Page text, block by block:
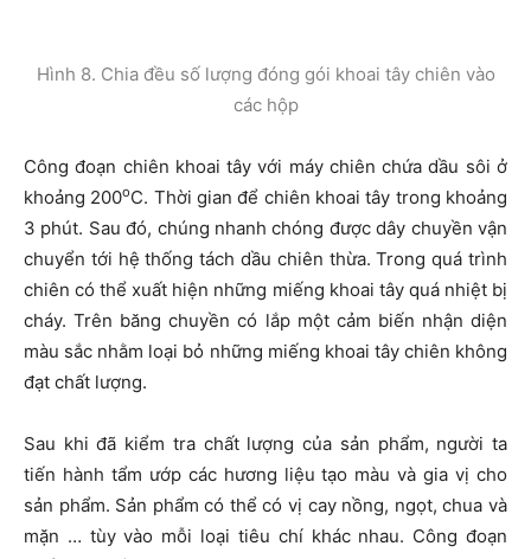
Hình 8. Chia đều số lượng đóng gói khoai tây chiên vào
các hộp
Công đoạn chiên khoai tây với máy chiên chứa dầu sôi ở
khoảng 200oC. Thời gian để chiên khoai tây trong khoảng
3 phút. Sau đó, chúng nhanh chóng được dây chuyền vận
chuyển tới hệ thống tách dầu chiên thừa. Trong quá trình
chiên có thể xuất hiện những miếng khoai tây quá nhiệt bị
cháy. Trên băng chuyền có lắp một cảm biến nhận diện
màu sắc nhằm loại bỏ những miếng khoai tây chiên không
đạt chất lượng.
Sau khi đã kiểm tra chất lượng của sản phẩm, người ta
tiến hành tẩm ướp các hương liệu tạo màu và gia vị cho
sản phẩm. Sản phẩm có thể có vị cay nồng, ngọt, chua và
mặn … tùy vào mỗi loại tiêu chí khác nhau. Công đoạn